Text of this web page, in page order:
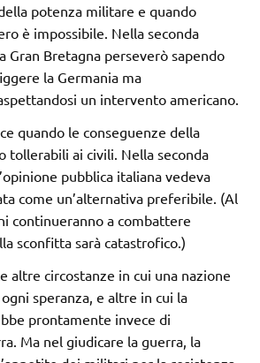
potenza militare e quando
è impossibile. Nella seconda
Gran Bretagna perseverò sapendo
la Germania ma
un intervento americano.
quando le conseguenze della
tollerabili ai civili. Nella seconda
pubblica italiana vedeva
come un’alternativa preferibile. (Al
continueranno a combattere
sconfitta sarà catastrofico.)
altre circostanze in cui una nazione
speranza, e altre in cui la
prontamente invece di
Ma nel giudicare la guerra, la